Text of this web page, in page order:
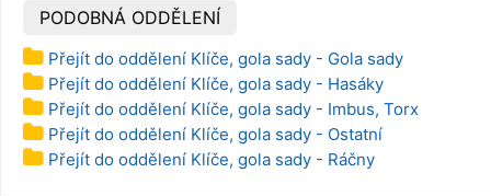
PODOBNÁ ODDĚLENÍ
Přejít do oddělení Klíče, gola sady - Gola sady
Přejít do oddělení Klíče, gola sady - Hasáky
Přejít do oddělení Klíče, gola sady - Imbus, Torx
Přejít do oddělení Klíče, gola sady - Ostatní
Přejít do oddělení Klíče, gola sady - Ráčny